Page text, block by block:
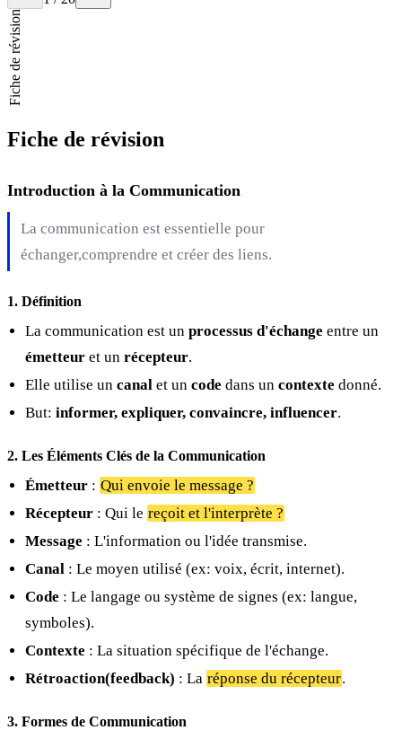
Fiche de révision
Fiche de révision
Introduction à la Communication
La communication est essentielle pour
échanger,comprendre et créer des liens.
1. Définition
La communication est un processus d'échange entre un
émetteur et un récepteur.
Elle utilise un canal et un code dans un contexte donné.
But: informer, expliquer, convaincre, influencer.
2. Les Éléments Clés de la Communication
Émetteur : Qui envoie le message ?
Récepteur : Qui le reçoit et l'interprète ?
Message : L'information ou l'idée transmise.
Canal : Le moyen utilisé (ex: voix, écrit, internet).
Code : Le langage ou système de signes (ex: langue,
symboles).
Contexte : La situation spécifique de l'échange.
Rétroaction(feedback) : La réponse du récepteur.
3. Formes de Communication